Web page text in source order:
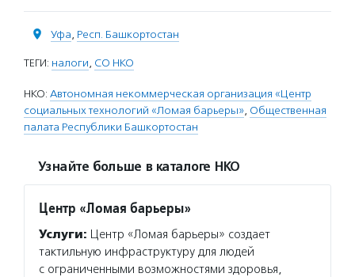
Уфа, Респ. Башкортостан
ТЕГИ: налоги, СО НКО
НКО: Автономная некоммерческая организация «Центр
социальных технологий «Ломая барьеры», Общественная
палата Республики Башкортостан
Узнайте больше в каталоге НКО
Центр «Ломая барьеры»
Услуги: Центр «Ломая барьеры» создает
тактильную инфраструктуру для людей
с ограниченными возможностями здоровья,